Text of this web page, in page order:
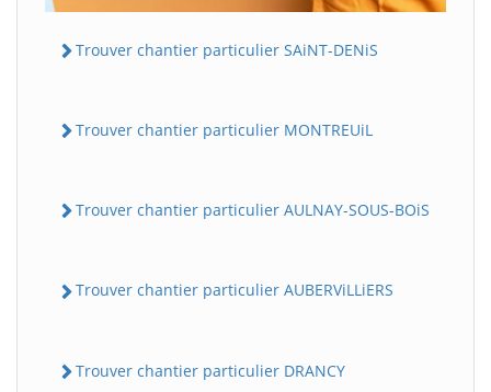
Trouver chantier particulier SAiNT-DENiS
Trouver chantier particulier MONTREUiL
Trouver chantier particulier AULNAY-SOUS-BOiS
Trouver chantier particulier AUBERViLLiERS
Trouver chantier particulier DRANCY